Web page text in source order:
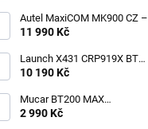
Autel MaxiCOM MK900 CZ –
2026 profesionální
11 990 Kč
Launch X431 CRP919X BT
Bluetooth
10 190 Kč
Mucar BT200 MAX
multiznačková diagnostika v
2 990 Kč